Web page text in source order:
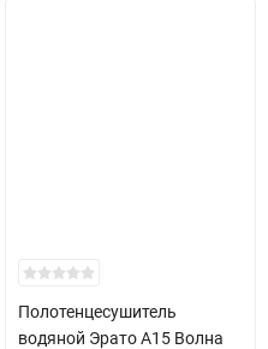
Полотенцесушитель
водяной Эрато А15 Волна